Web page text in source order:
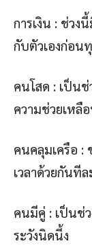
การเงิน : ช่วง
กับตัวเองก่อน
คนโสด : เป็น
ความช่วยเหลื
คนคลุมเครือ :
เวลาด้วยกันที
คนมีคู่ : เป็นช่ว
ระวังนิดนี้ง